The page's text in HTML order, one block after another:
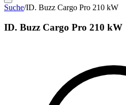
Suche/ID. Buzz Cargo Pro 210 kW
ID. Buzz Cargo Pro 210 kW